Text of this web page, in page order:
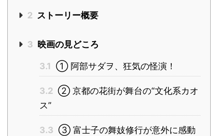
2 ストーリー概要
3 映画の見どころ
3.1 ① 阿部サダヲ、狂気の怪演！
3.2 ② 京都の花街が舞台の“文化系カオ
ス”
3.3 ③ 富士子の舞妓修行が意外に感動